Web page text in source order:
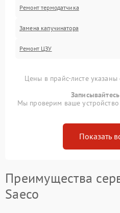
Ремонт термодатчика
Замена капучинатора
Ремонт ЦЗУ
Цены в прайс-листе
Мы проверим ваше
Показать
Преимущества
Saeco